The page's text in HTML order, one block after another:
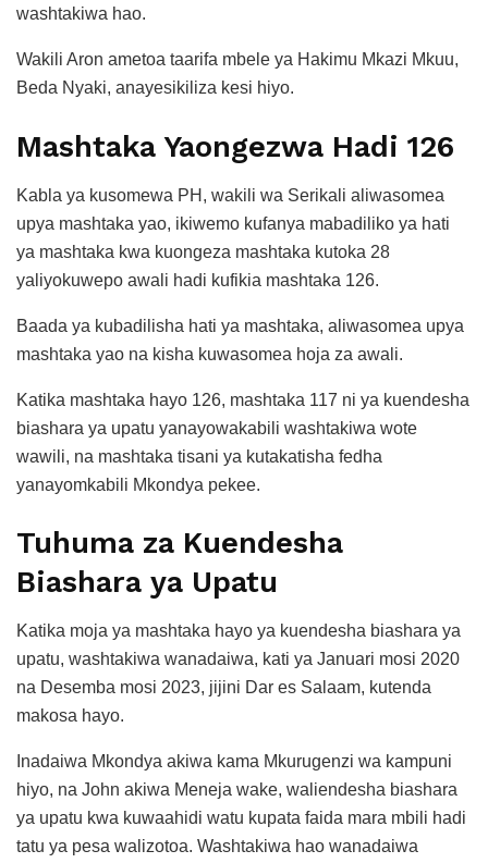
washtakiwa hao.
Wakili Aron ametoa taarifa mbele ya Hakimu Mkazi Mkuu,
Beda Nyaki, anayesikiliza kesi hiyo.
Mashtaka Yaongezwa Hadi 126
Kabla ya kusomewa PH, wakili wa Serikali aliwasomea
upya mashtaka yao, ikiwemo kufanya mabadiliko ya hati
ya mashtaka kwa kuongeza mashtaka kutoka 28
yaliyokuwepo awali hadi kufikia mashtaka 126.
Baada ya kubadilisha hati ya mashtaka, aliwasomea upya
mashtaka yao na kisha kuwasomea hoja za awali.
Katika mashtaka hayo 126, mashtaka 117 ni ya kuendesha
biashara ya upatu yanayowakabili washtakiwa wote
wawili, na mashtaka tisani ya kutakatisha fedha
yanayomkabili Mkondya pekee.
Tuhuma za Kuendesha
Biashara ya Upatu
Katika moja ya mashtaka hayo ya kuendesha biashara ya
upatu, washtakiwa wanadaiwa, kati ya Januari mosi 2020
na Desemba mosi 2023, jijini Dar es Salaam, kutenda
makosa hayo.
Inadaiwa Mkondya akiwa kama Mkurugenzi wa kampuni
hiyo, na John akiwa Meneja wake, waliendesha biashara
ya upatu kwa kuwaahidi watu kupata faida mara mbili hadi
tatu ya pesa walizotoa. Washtakiwa hao wanadaiwa